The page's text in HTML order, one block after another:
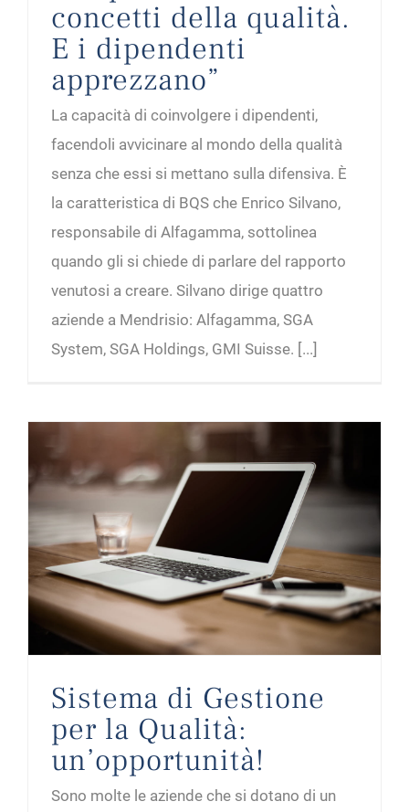
concetti della qualità.
E i dipendenti
apprezzano”
La capacità di coinvolgere i dipendenti,
facendoli avvicinare al mondo della qualità
senza che essi si mettano sulla difensiva. È
la caratteristica di BQS che Enrico Silvano,
responsabile di Alfagamma, sottolinea
quando gli si chiede di parlare del rapporto
venutosi a creare. Silvano dirige quattro
aziende a Mendrisio: Alfagamma, SGA
System, SGA Holdings, GMI Suisse. [...]
Sistema di Gestione
per la Qualità:
un’opportunità!
Sono molte le aziende che si dotano di un